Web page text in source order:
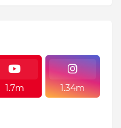
1.7m 1.34m